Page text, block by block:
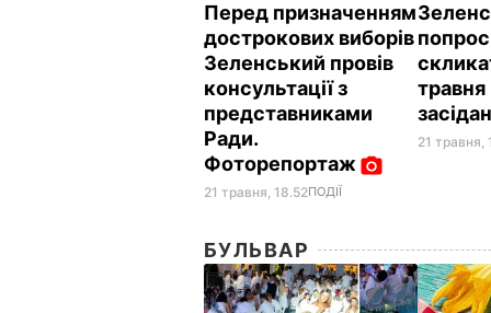
Перед призначенням
дострокових виборів
Зеленський провів
консультації з
представниками
Ради.
Фоторепортаж
21 травня, 18.52ПОДІЇ
травня
21 травня,
БУЛЬВАР